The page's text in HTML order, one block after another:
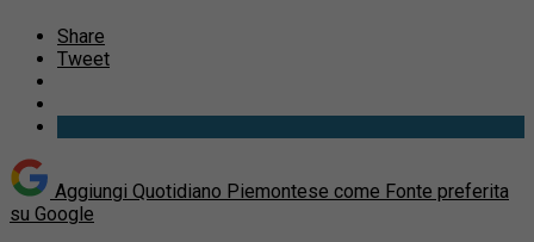
Share
Tweet
Aggiungi Quotidiano Piemontese come Fonte preferita
su Google